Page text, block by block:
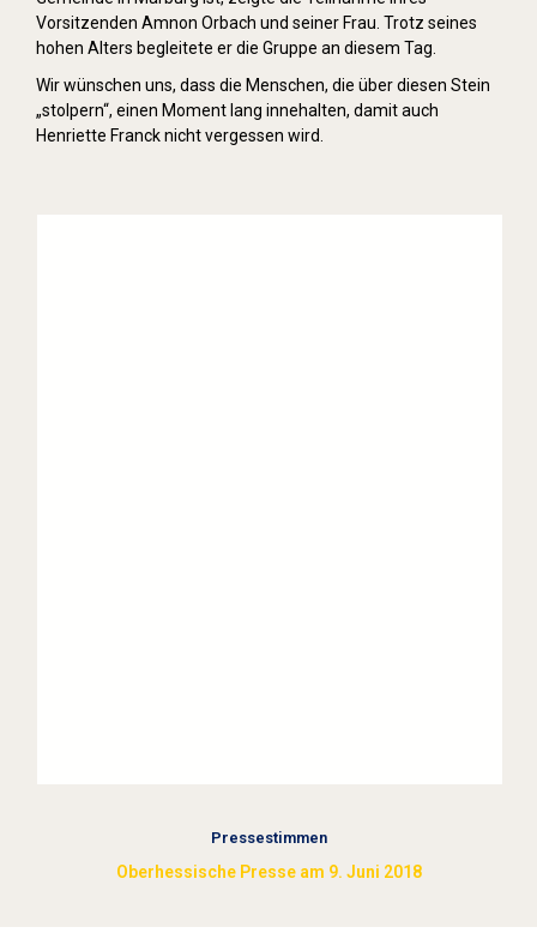
Vorsitzenden Amnon Orbach und seiner Frau. Trotz seines
hohen Alters begleitete er die Gruppe an diesem Tag.
Wir wünschen uns, dass die Menschen, die über diesen Stein
„stolpern“, einen Moment lang innehalten, damit auch
Henriette Franck nicht vergessen wird.
Pressestimmen
Oberhessische Presse am 9. Juni 2018